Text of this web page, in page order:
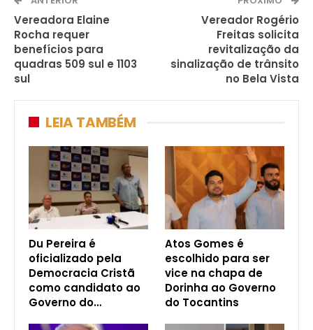
Vereadora Elaine
Rocha requer
benefícios para
quadras 509 sul e 1103
sul
Vereador Rogério
Freitas solicita
revitalização da
sinalização de trânsito
no Bela Vista
LEIA TAMBÉM
Du Pereira é
oficializado pela
Democracia Cristã
como candidato ao
Governo do…
Atos Gomes é
escolhido para ser
vice na chapa de
Dorinha ao Governo
do Tocantins